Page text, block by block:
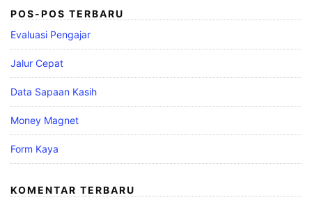
POS-POS TERBARU
Evaluasi Pengajar
Jalur Cepat
Data Sapaan Kasih
Money Magnet
Form Kaya
KOMENTAR TERBARU